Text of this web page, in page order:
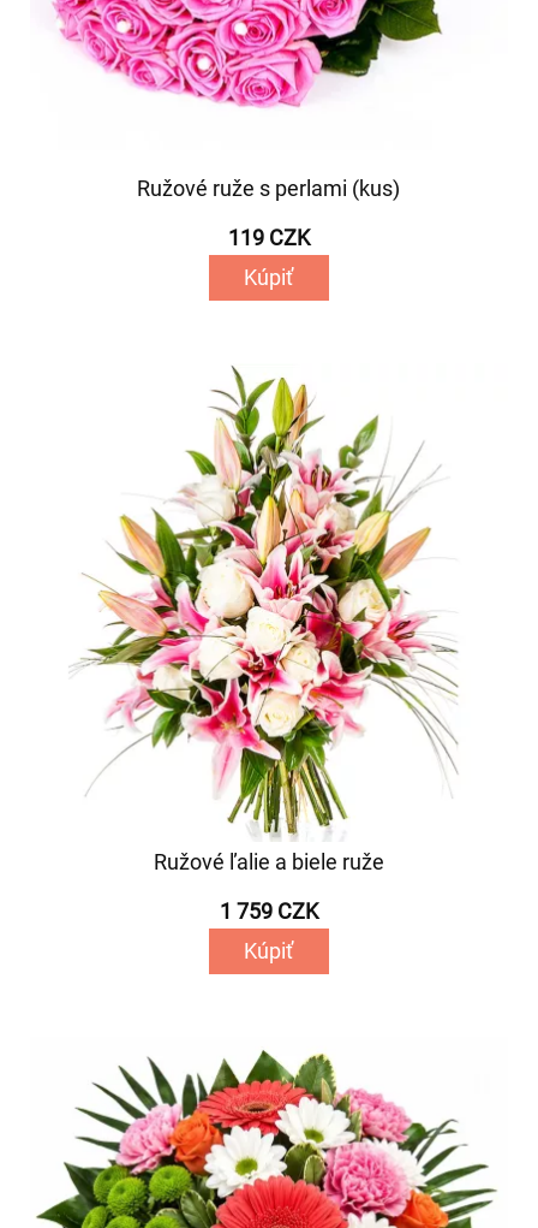
Ružové ruže s perlami (kus)
119 CZK
Kúpiť
Ružové ľalie a biele ruže
1 759 CZK
Kúpiť